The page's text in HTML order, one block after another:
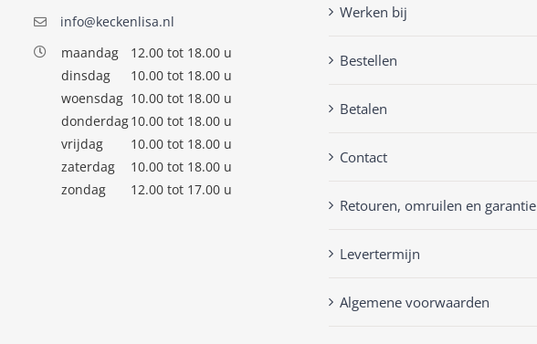
info@keckenlisa.nl
maandag
12.00 tot 18.00 u
dinsdag
10.00 tot 18.00 u
woensdag 10.00 tot 18.00 u
donderdag10.00 tot 18.00 u
vrijdag
10.00 tot 18.00 u
zaterdag
10.00 tot 18.00 u
zondag
12.00 tot 17.00 u
Werken bij
Bestellen
Betalen
Contact
Retouren, omruilen en garantie
Levertermijn
Algemene voorwaarden